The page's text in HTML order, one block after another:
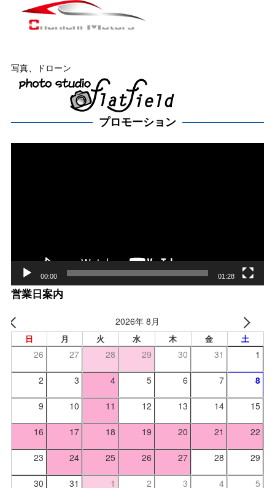
写真、ドローン
プロモーション
00:00 01:28
営業日案内
2026年 8月
日 月 火 水 木 金 土
26 27 28 29 30 31 1
2 3 4 5 6 7 8
9 10 11 12 13 14 15
16 17 18 19 20 21 22
23 24 25 26 27 28 29
30 31 1 2 3 4 5